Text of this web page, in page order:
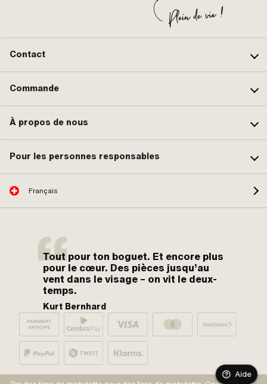
Contact
Commande
À propos de nous
Pour les personnes responsables
Français
Tout pour ton boguet. Et encore plus
pour le cœur. Des pièces jusqu’au
vent dans le visage – on vit le deux-
temps.
Kurt Bernhard
Aide